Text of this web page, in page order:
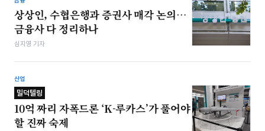
상상인, 수협은행과 증권사 매각 논의…
금융사 다 정리하나
심지영 기자
산업
밀덕텔링
10억 짜리 자폭드론 ‘K-루카스’가 풀어야
할 진짜 숙제